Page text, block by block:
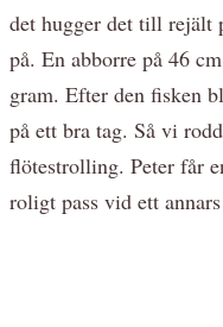
det hugger det till rejält
på. En abborre på 46
gram. Efter den fisken
på ett bra tag. Så vi
flötestrolling. Peter får
roligt pass vid ett